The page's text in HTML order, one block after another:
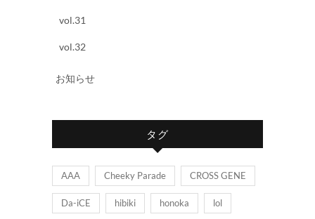
vol.31
vol.32
お知らせ
タグ
AAA Cheeky Parade CROSS GENE
Da-iCE hibiki honoka lol